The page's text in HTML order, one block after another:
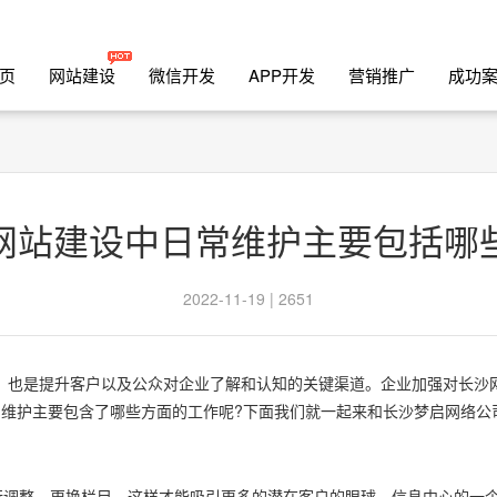
网站建设 微信开发 APP开发 营销推广 成功
站建设中日常维护主要包括哪
2022-11-19 | 2651
是提升客户以及公众对企业了解和认知的关键渠道。企业加强对长
护主要包含了哪些方面的工作呢?下面我们就一起来和长沙梦启网络